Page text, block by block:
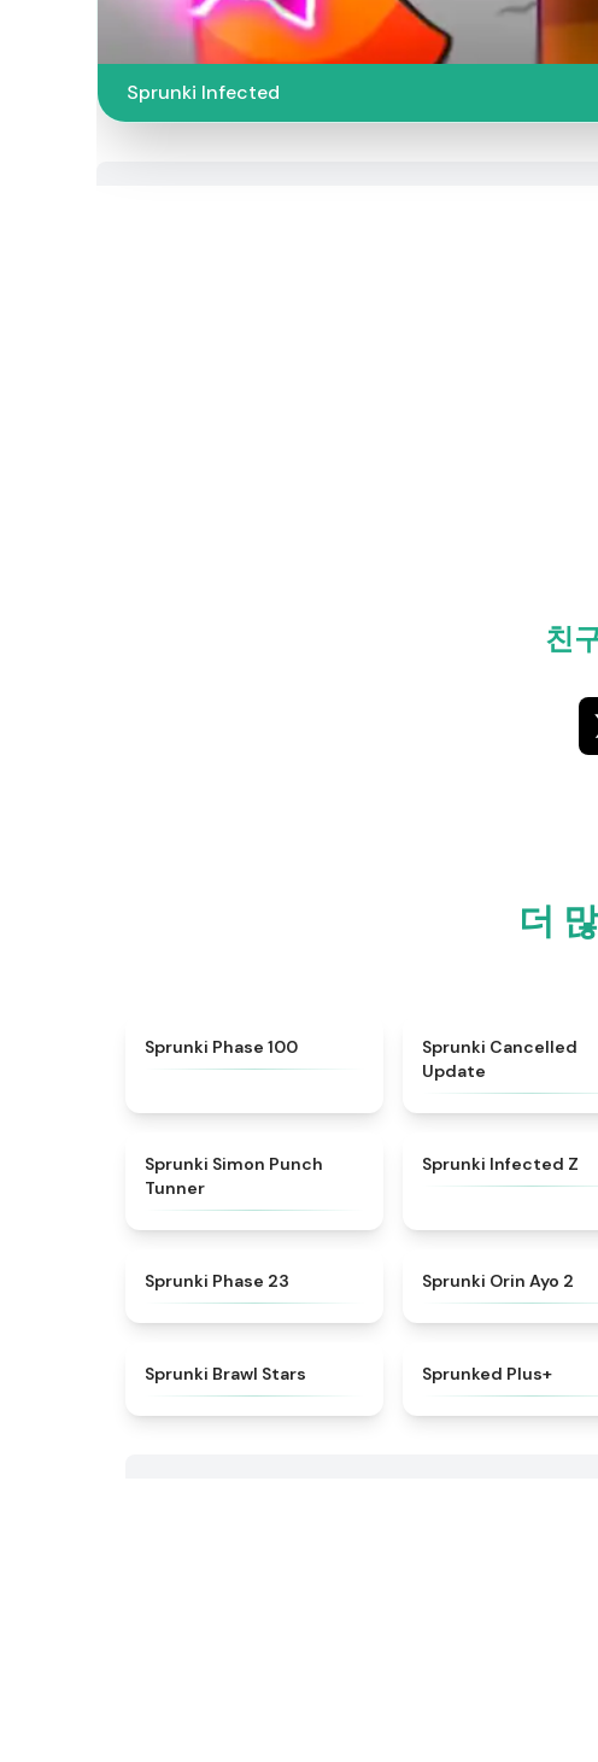
Sprunki Infected
친
더
Sprunki Phase 100
Sprunki Cancelled
Update
Sprunki Simon Punch
Tunner
Sprunki Infected Z
Sprunki Phase 23 Sprunki Orin Ayo 2
Sprunki Brawl Stars Sprunked Plus+